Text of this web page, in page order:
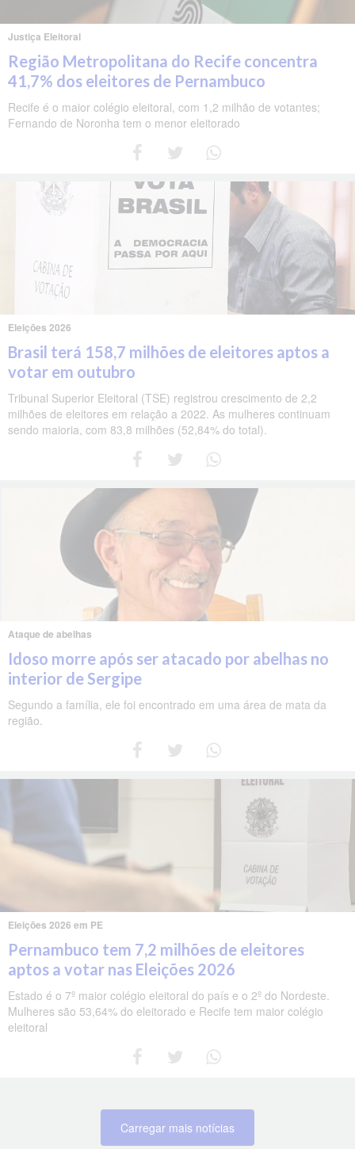
Justiça Eleitoral
Região Metropolitana do Recife concentra
41,7% dos eleitores de Pernambuco
Recife é o maior colégio eleitoral, com 1,2 milhão de votantes;
Fernando de Noronha tem o menor eleitorado
Eleições 2026
Brasil terá 158,7 milhões de eleitores aptos a
votar em outubro
Tribunal Superior Eleitoral (TSE) registrou crescimento de 2,2
milhões de eleitores em relação a 2022. As mulheres continuam
sendo maioria, com 83,8 milhões (52,84% do total).
Ataque de abelhas
Idoso morre após ser atacado por abelhas no
interior de Sergipe
Segundo a família, ele foi encontrado em uma área de mata da
região.
Eleições 2026 em PE
Pernambuco tem 7,2 milhões de eleitores
aptos a votar nas Eleições 2026
Estado é o 7º maior colégio eleitoral do país e o 2º do Nordeste.
Mulheres são 53,64% do eleitorado e Recife tem maior colégio
eleitoral
Carregar mais notícias